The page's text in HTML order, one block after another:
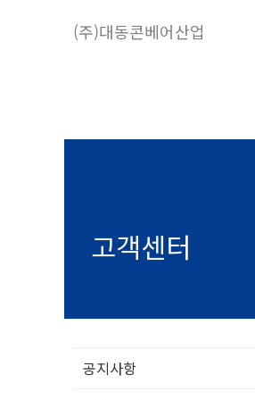
(주)대동콘베어산업
고객센터
공지사항